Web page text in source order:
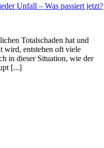
Unfall – Was passiert jetzt?
Totalschaden hat und
wird, entstehen oft viele
in dieser Situation, wie der
[...]